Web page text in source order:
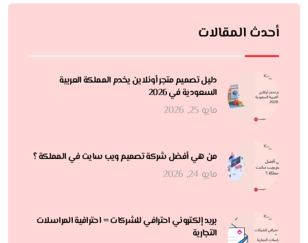
أحدث المقالات
دليل تصميم متجر أونلاين يخدم المملكة العربية
السعودية في 2026
مايو 25, 2026
من هي أفضل شركة تصميم ويب سايت في المملكة ؟
مايو 24, 2026
بريد إلكتروني احترافي للشركات = احترافية المراسلات
التجارية